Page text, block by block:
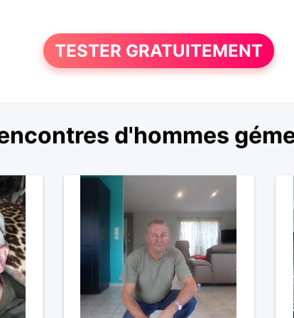
TESTER GRATUITEMENT
d'hommes